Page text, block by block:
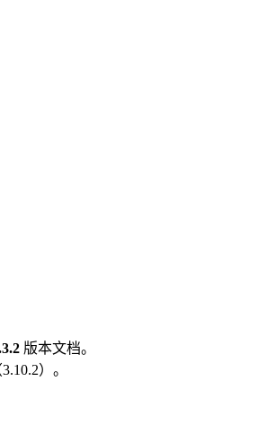
版本文档。
3.10.2）。